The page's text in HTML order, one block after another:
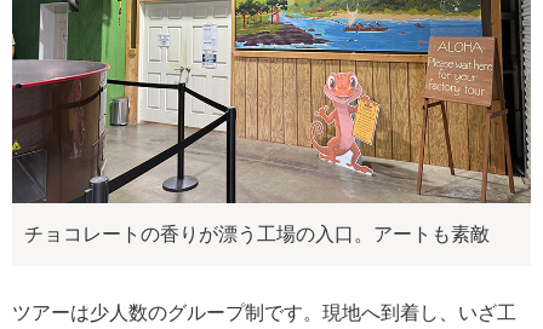
チョコレートの香りが漂う工場の入口。アートも素敵
ツアーは少人数のグループ制です。現地へ到着し、いざ工